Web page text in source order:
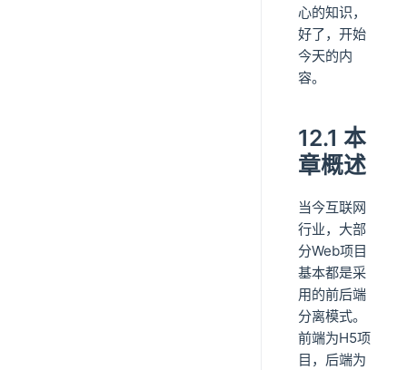
心的知识，
好了，开始
今天的内
容。
12.1 本
章概述
当今互联网
行业，大部
分Web项目
基本都是采
用的前后端
分离模式。
前端为H5项
目，后端为